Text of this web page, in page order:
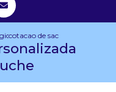
personalizada
cotacao de sacola